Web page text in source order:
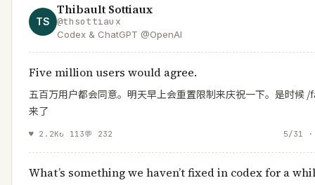
TS
Thibault Sottiaux
@thsottiaux
Codex & ChatGPT @OpenAI
Five million users would agree.
五百万用户都会同意。明天早上会重置限制来庆祝一下。是时候 /
来了
♥ 2.2K↻ 113💬 232 5/31
What’s something we haven’t fixed in codex for a